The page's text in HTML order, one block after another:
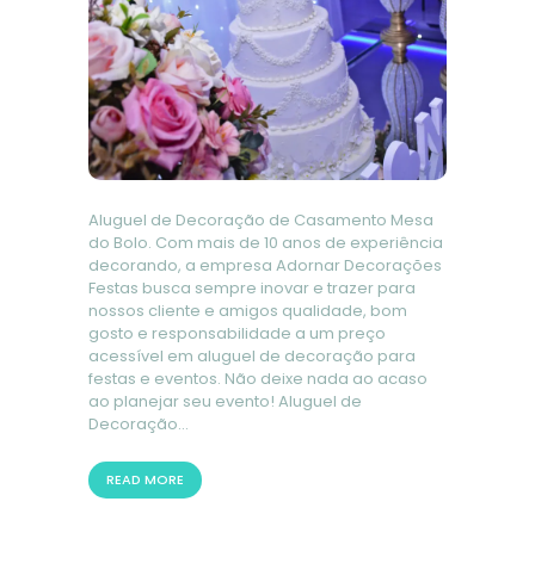
CONTATO
Aluguel de Decoração de Casamento Mesa
do Bolo. Com mais de 10 anos de experiência
decorando, a empresa Adornar Decorações
Festas busca sempre inovar e trazer para
nossos cliente e amigos qualidade, bom
gosto e responsabilidade a um preço
acessível em aluguel de decoração para
festas e eventos. Não deixe nada ao acaso
ao planejar seu evento! Aluguel de
Decoração…
READ MORE